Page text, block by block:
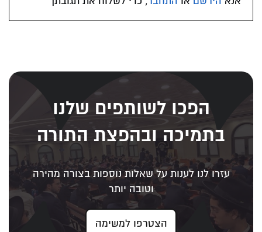
הפכו לשותפים שלנו
בתמיכה ובהפצת התורה
עזרו לנו לענות על שאלות נוספות בצורה מהירה
וטובה יותר
הצטרפו למשימה